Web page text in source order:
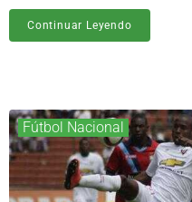
Continuar Leyendo
Fútbol Nacional